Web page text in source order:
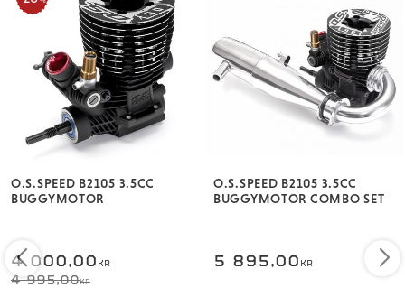
O.S.SPEED B2105 3.5CC
BUGGYMOTOR
4 000,00 KR
4 995,00KR
O.S.SPEED B2105 3.5CC
BUGGYMOTOR COMBO SET
5 895,00 KR